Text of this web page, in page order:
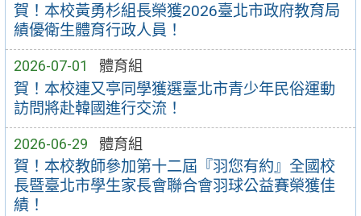
賀！本校黃勇杉組長榮獲2026臺北市政府教育局
績優衛生體育行政人員！
2026-07-01 體育組
賀！本校連又亭同學獲選臺北市青少年民俗運動
訪問將赴韓國進行交流！
2026-06-29 體育組
賀！本校教師參加第十二屆『羽您有約』全國校
長暨臺北市學生家長會聯合會羽球公益賽榮獲佳
績！